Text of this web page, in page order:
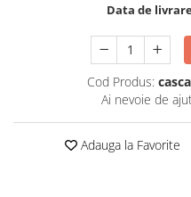
Data de
Cod Produs:
Ai nevoie de
Adauga la Favorite